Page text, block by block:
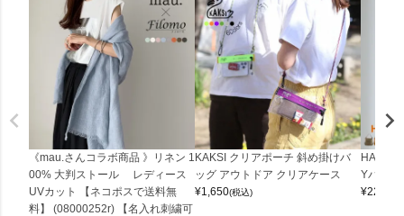
《mau.さんコラボ商品 》リネン 1
00% 大判ストール レディース
UVカット 【ネコポスで送料無
料】 (08000252r) 【名入れ刺繍可
KAKSI クリアポーチ 斜め掛けバ
ッグ アウトドア クリアケース
¥1,650(税込)
Yバッグ
¥22,000